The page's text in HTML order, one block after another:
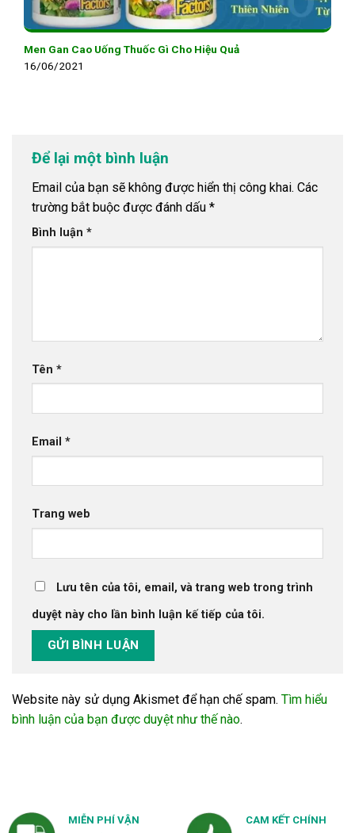
Men Gan Cao Uống Thuốc Gì Cho Hiệu Quả
16/06/2021
Để lại một bình luận
Email của bạn sẽ không được hiển thị công khai. Các
trường bắt buộc được đánh dấu *
Bình luận *
Tên *
Email *
Trang web
Lưu tên của tôi, email, và trang web trong trình
duyệt này cho lần bình luận kế tiếp của tôi.
Website này sử dụng Akismet để hạn chế spam. Tìm hiểu
bình luận của bạn được duyệt như thế nào.
MIỄN PHÍ VẬN
CAM KẾT CHÍNH